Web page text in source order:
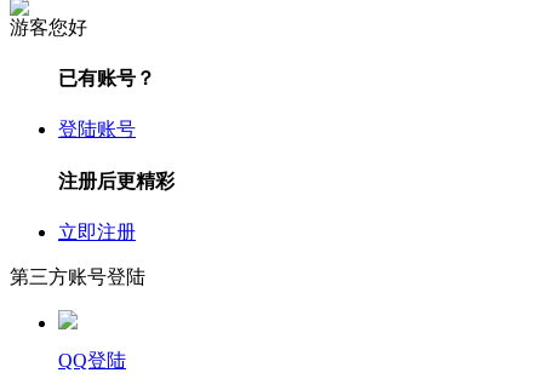
游客您好
已有账号？
登陆账号
注册后更精彩
立即注册
第三方账号登陆
QQ登陆